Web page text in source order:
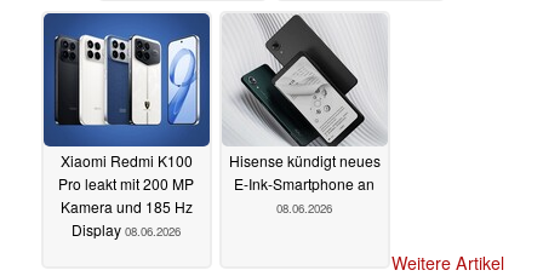
09.06.2026
Xiaomi Redmi K100
Pro leakt mit 200 MP
Kamera und 185 Hz
Display 08.06.2026
Hisense kündigt neues
E-Ink-Smartphone an
08.06.2026
Weitere Artikel